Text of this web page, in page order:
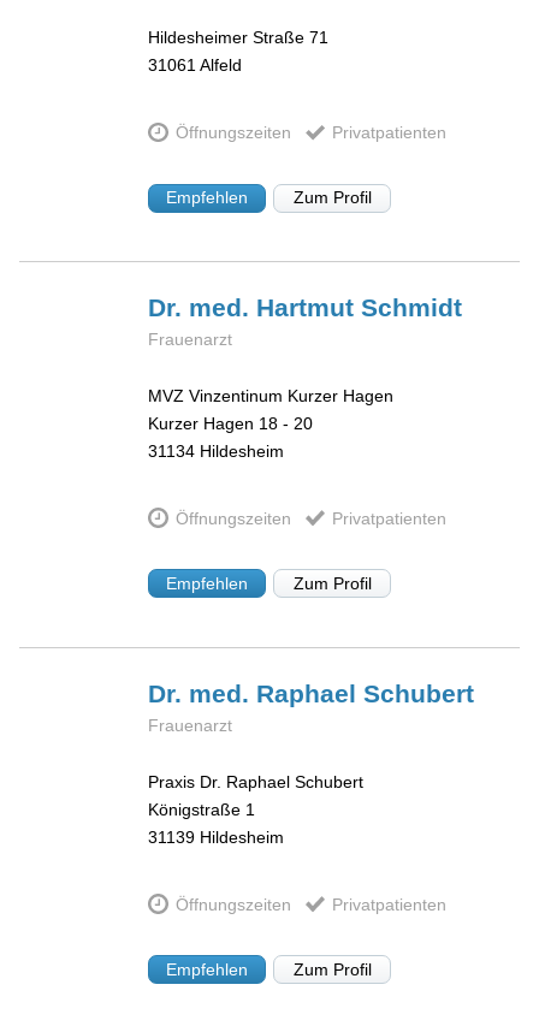
Hildesheimer Straße 71
31061Alfeld
Öffnungszeiten Privatpatienten
Empfehlen Zum Profil
Dr. med. HartmutSchmidt
Frauenarzt
MVZ Vinzentinum Kurzer Hagen
Kurzer Hagen 18 - 20
31134 Hildesheim
Öffnungszeiten Privatpatienten
Empfehlen Zum Profil
Dr. med. RaphaelSchubert
Frauenarzt
Praxis Dr. Raphael Schubert
Königstraße 1
31139 Hildesheim
Öffnungszeiten Privatpatienten
Empfehlen Zum Profil